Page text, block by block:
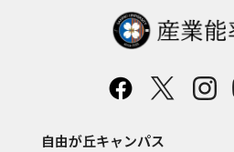
自由が丘キャンパス